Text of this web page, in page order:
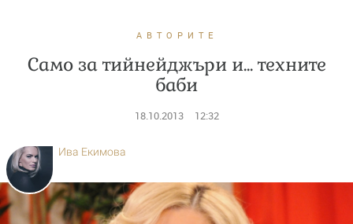
АВТОРИТЕ
Само за тийнейджъри и... техните
баби
18.10.2013 12:32
Ива Екимова